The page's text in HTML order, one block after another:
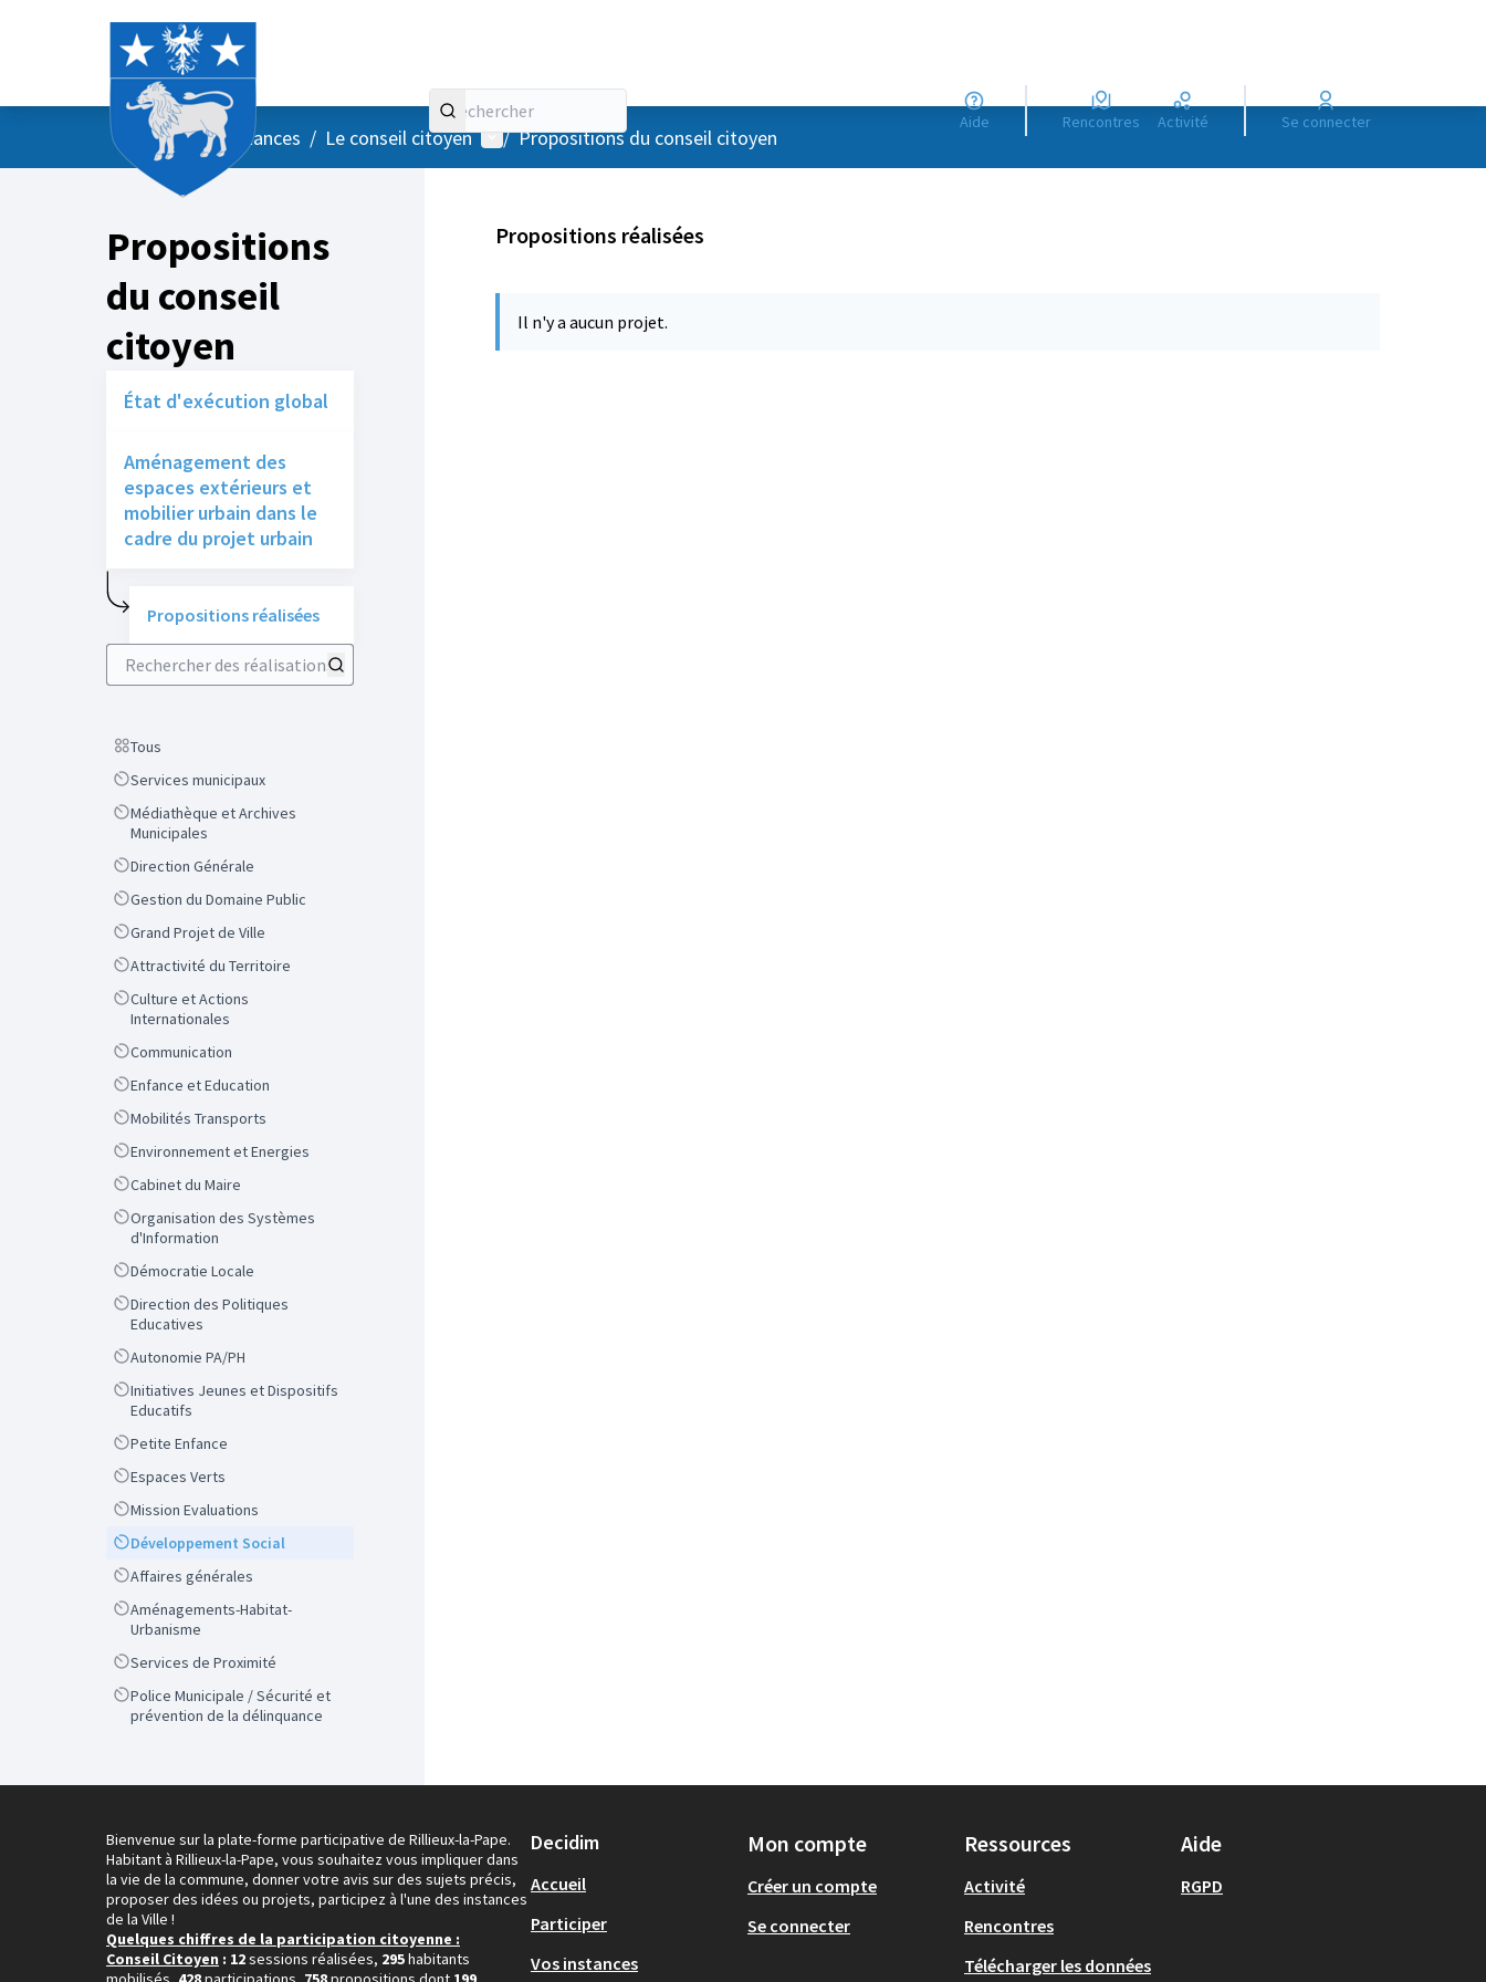
Aide Rencontres Activité Se connecter
AccueilMenu principal
/ Vos instances / Le conseil citoyen Menu utilisateur
/ Propositions du conseil citoyen
Propositions
du conseil
citoyen
État d'exécution global
Aménagement des
espaces extérieurs et
mobilier urbain dans le
cadre du projet urbain
Propositions réalisées
Rechercher des réalisations
Scope
Tous
ScopeServices municipaux
Scope
Médiathèque et Archives
Municipales
ScopeDirection Générale
ScopeGestion du Domaine Public
ScopeGrand Projet de Ville
ScopeAttractivité du Territoire
Scope
Culture et Actions
Internationales
ScopeCommunication
ScopeEnfance et Education
ScopeMobilités Transports
ScopeEnvironnement et Energies
ScopeCabinet du Maire
Scope
Organisation des Systèmes
d'Information
ScopeDémocratie Locale
Scope
Direction des Politiques
Educatives
ScopeAutonomie PA/PH
Scope
Initiatives Jeunes et Dispositifs
Educatifs
ScopePetite Enfance
ScopeEspaces Verts
ScopeMission Evaluations
ScopeDéveloppement Social
ScopeAffaires générales
Scope
Aménagements-Habitat-
Urbanisme
ScopeServices de Proximité
Scope
Police Municipale / Sécurité et
prévention de la délinquance
Propositions réalisées
Il n'y a aucun projet.
Bienvenue sur la plate-forme participative de Rillieux-la-Pape.
Habitant à Rillieux-la-Pape, vous souhaitez vous impliquer dans
la vie de la commune, donner votre avis sur des sujets précis,
proposer des idées ou projets, participez à l'une des instances
de la Ville !
Quelques chiffres de la participation citoyenne :
Conseil Citoyen : 12sessions réalisées, 295habitants
Decidim
Accueil
Participer
Vos instances
Mon compte
Créer un compte
Se connecter
Ressources
Activité
Rencontres
Télécharger les données
Aide
RGPD